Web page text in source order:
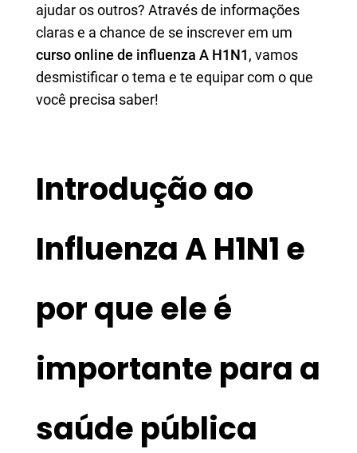
ajudar os outros? Através de informações
claras e a chance de se inscrever em um
curso online de influenza A H1N1, vamos
desmistificar o tema e te equipar com o que
você precisa saber!
Introdução ao
Influenza A H1N1 e
por que ele é
importante para a
saúde pública